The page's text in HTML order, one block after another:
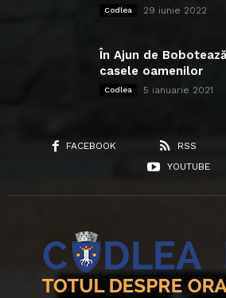
Codlea 29 iunie 2022
În Ajun de
casele oamenilor
Codlea 5 ianuarie 2021
FACEBOOK RSS
YOUTUBE